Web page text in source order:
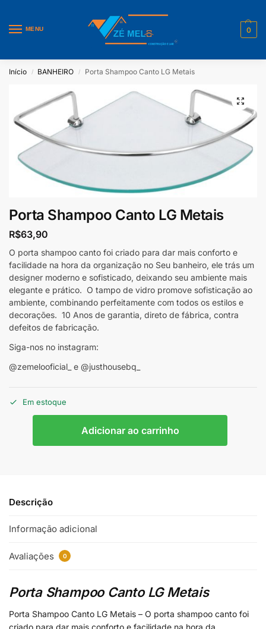
MENU 0
Início / BANHEIRO / Porta Shampoo Canto LG Metais
Porta Shampoo Canto LG Metais
R$63,90
O porta shampoo canto foi criado para dar mais conforto e
facilidade na hora da organização no Seu banheiro, ele trás um
designer moderno e sofisticado, deixando seu ambiente mais
elegante e prático. O tampo de vidro promove sofisticação ao
ambiente, combinando perfeitamente com todos os estilos e
decorações. 10 Anos de garantia, direto de fábrica, contra
defeitos de fabricação.
Siga-nos no instagram:
@zemelooficial_ e @justhousebq_
Em estoque
Adicionar ao carrinho
Descrição
Informação adicional
Avaliações 0
Porta Shampoo Canto LG Metais
Porta Shampoo Canto LG Metais – O porta shampoo canto foi
criado para dar mais conforto e facilidade na hora da